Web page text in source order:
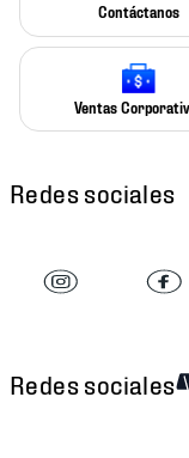
Contáctanos
Ventas
Redes sociales
Redes sociales